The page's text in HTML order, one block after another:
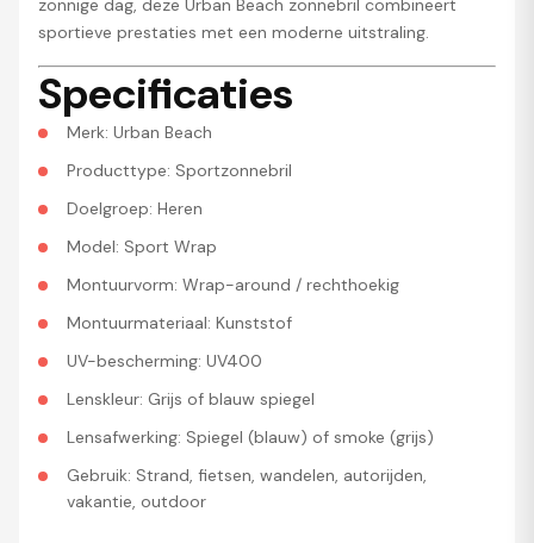
zonnige dag, deze Urban Beach zonnebril combineert
sportieve prestaties met een moderne uitstraling.
Specificaties
Merk: Urban Beach
Producttype: Sportzonnebril
Doelgroep: Heren
Model: Sport Wrap
Montuurvorm: Wrap-around / rechthoekig
Montuurmateriaal: Kunststof
UV-bescherming: UV400
Lenskleur: Grijs of blauw spiegel
Lensafwerking: Spiegel (blauw) of smoke (grijs)
Gebruik: Strand, fietsen, wandelen, autorijden,
vakantie, outdoor